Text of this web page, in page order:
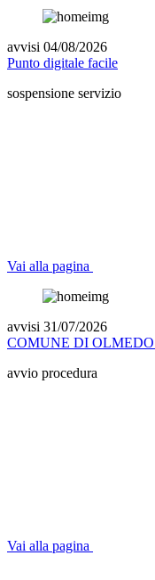
avvisi 04/08/2026
Punto digitale facile
sospensione servizio
Vai alla pagina
avvisi 31/07/2026
COMUNE DI
avvio procedura
Vai alla pagina